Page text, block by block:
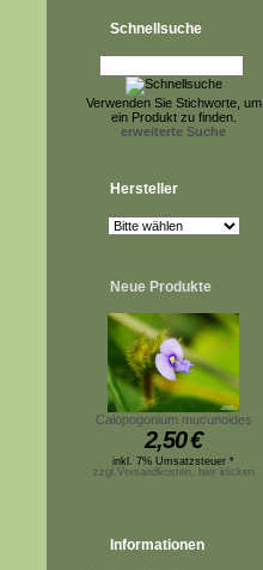
Schnellsuche
Verwenden Sie Stichworte, um
ein Produkt zu finden.
erweiterte Suche
Hersteller
Neue Produkte
Calopogonium mucunoides
2,50€
inkl. 7% Umsatzsteuer *
zzgl.Versandkosten, hier klicken
Informationen